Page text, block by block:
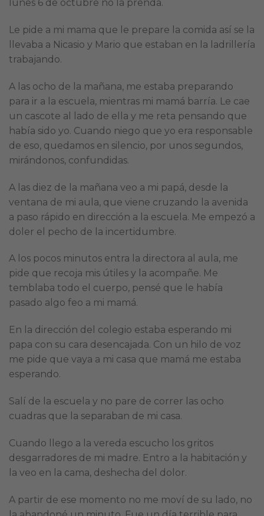
lunes 6 de octubre no la prenda.
Le pide a mi mama que le prepare la comida así se la
llevaba a Nicasio y Mario que estaban en la ladrillería
trabajando.
A las ocho de la mañana, me estaba preparando
para ir a la escuela, mientras mi mamá barría. Le cae
un cascote al lado de ella y me reta pensando que
había sido yo. Cuando niego que yo era responsable
de eso, quedamos en silencio, por unos segundos,
mirándonos, confundidas.
A las diez de la mañana veo a mi papá, desde la
ventana de mi aula, que viene cruzando la avenida
a paso rápido en dirección a la escuela. Me empezó a
doler el pecho de la incertidumbre.
A los pocos minutos entra la directora al aula, me
pide que recoja mis útiles y la acompañe. Me
temblaba todo el cuerpo, pensé que le había
pasado algo feo a mi mamá.
En la dirección del colegio estaba esperando mi
papa con su cara desencajada. Con un hilo de voz
me pide que vaya a mi casa que mamá me estaba
esperando.
Salí de la escuela y no pare de correr las ocho
cuadras que la separaban de mi casa.
Cuando llego a la vereda escucho los gritos
desgarradores de mi madre. Entro a la habitación y
la veo en la cama, deshecha del dolor.
A partir de ese momento no me moví de su lado, no